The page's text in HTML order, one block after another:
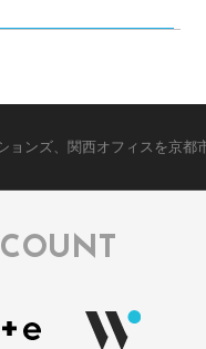
ョンズ、関西オフィスを京都